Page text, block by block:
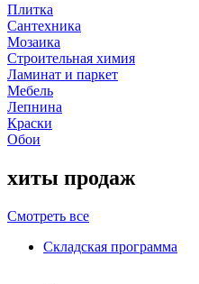
Плитка
Сантехника
Мозаика
Строительная химия
Ламинат и паркет
Мебель
Лепнина
Краски
Обои
хиты продаж
Смотреть все
Складская программа